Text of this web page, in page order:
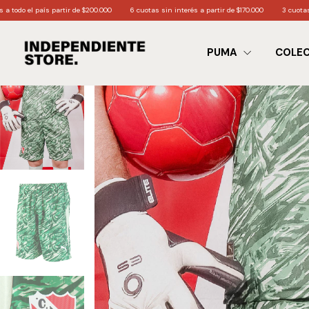
de $200.000 6 cuotas sin interés a partir de $170.000 3 cuotas sin interés a
PUMA